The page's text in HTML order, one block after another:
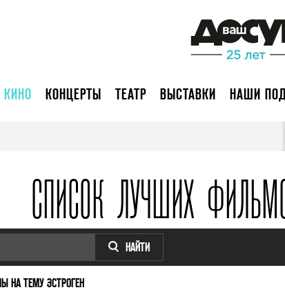
КИНО КОНЦЕРТЫ ТЕАТР ВЫСТАВКИ НАШИ
СПИСОК ЛУЧШИХ
НАЙТИ
НА ТЕМУ ЭСТРОГЕН